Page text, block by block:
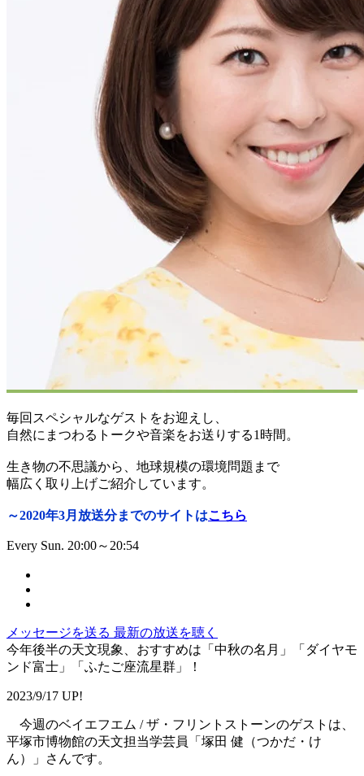
毎回スペシャルなゲストをお迎えし、
自然にまつわるトークや音楽をお送りする1時間。
生き物の不思議から、地球規模の環境問題まで
幅広く取り上げご紹介しています。
～2020年3月放送分までのサイトはこちら
Every Sun. 20:00～20:54
メッセージを送る 最新の放送を聴く
今年後半の天文現象、おすすめは「中秋の名月」「ダイヤモ
ンド富士」「ふたご座流星群」！
2023/9/17 UP!
今週のベイエフエム / ザ・フリントストーンのゲストは、
平塚市博物館の天文担当学芸員「塚田 健（つかだ・け
ん）」さんです。